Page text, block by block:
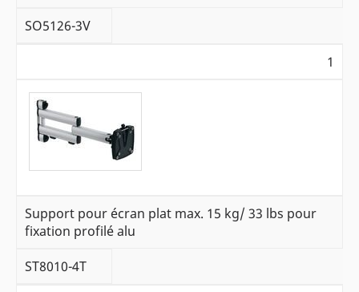
SO5126-3V
1
Support pour écran plat max. 15 kg/ 33 lbs pour
fixation profilé alu
ST8010-4T